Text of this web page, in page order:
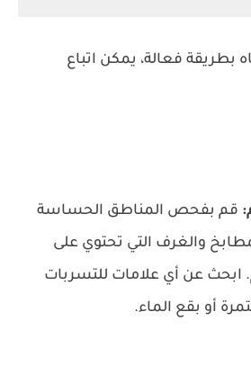
فعالة، يمكن اتباع
قم بفحص المناطق الحساسة
والغرف التي تحتوي على
ابحث عن أي علامات للتسربات
أو بقع الماء.